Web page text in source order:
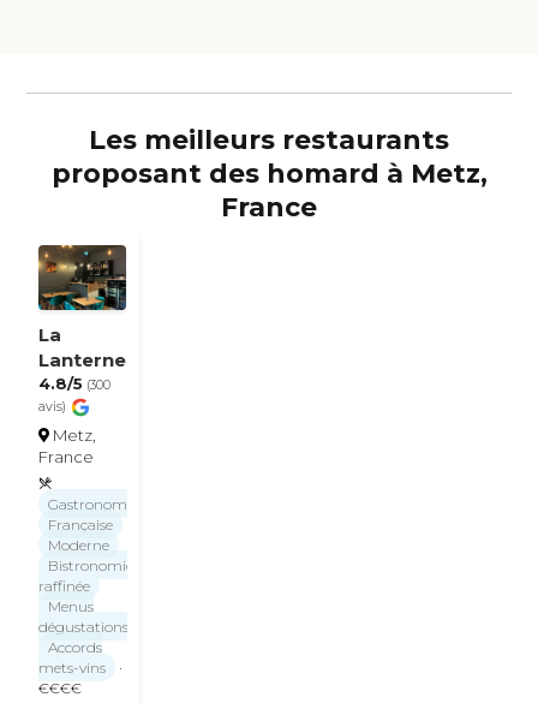
Les meilleurs restaurants
proposant des homard à Metz,
France
La
Lanterne
4.8/5 (300
avis)
Metz,
France
Gastronomique
Française
Moderne
Bistronomie
raffinée
Menus
dégustations
Accords
mets-vins
·
€€€€